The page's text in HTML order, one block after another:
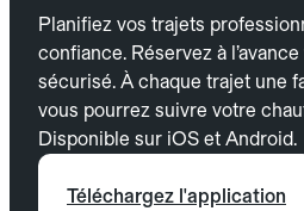
Planifiez vos trajets
confiance. Réservez à
sécurisé. À chaque trajet une
vous pourrez suivre votre
Disponible sur iOS et Android.
Téléchargez l'application